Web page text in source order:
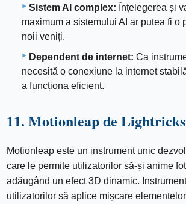
Sistem AI complex: Înțelegerea și
maximum a sistemului AI ar putea fi o
noii veniți.
Dependent de internet: Ca
necesită o conexiune la internet
a funcționa eficient.
11. Motionleap de Lightricks
Motionleap este un instrument unic
care le permite utilizatorilor să-și anime
adăugând un efect 3D dinamic.
utilizatorilor să aplice mișcare